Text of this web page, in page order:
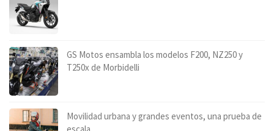
GS Motos ensambla los modelos F200, NZ250 y
T250x de Morbidelli
Movilidad urbana y grandes eventos, una prueba de